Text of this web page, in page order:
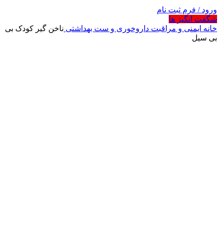
ورود / فرم ثبت نام
شگفت انگیز ها
خانه ایمنی و مراقبت داروخوری و ست بهداشتی ناخن گیر کودک بی
بی سیل